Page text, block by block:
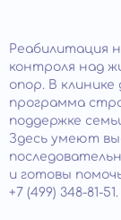
Реабилитация
контроля над
опор. В
программа
поддержке
Здесь умеют
и готовы
+7 (499) 348-81-51.